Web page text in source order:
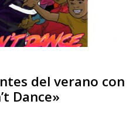
del verano con
Dance»